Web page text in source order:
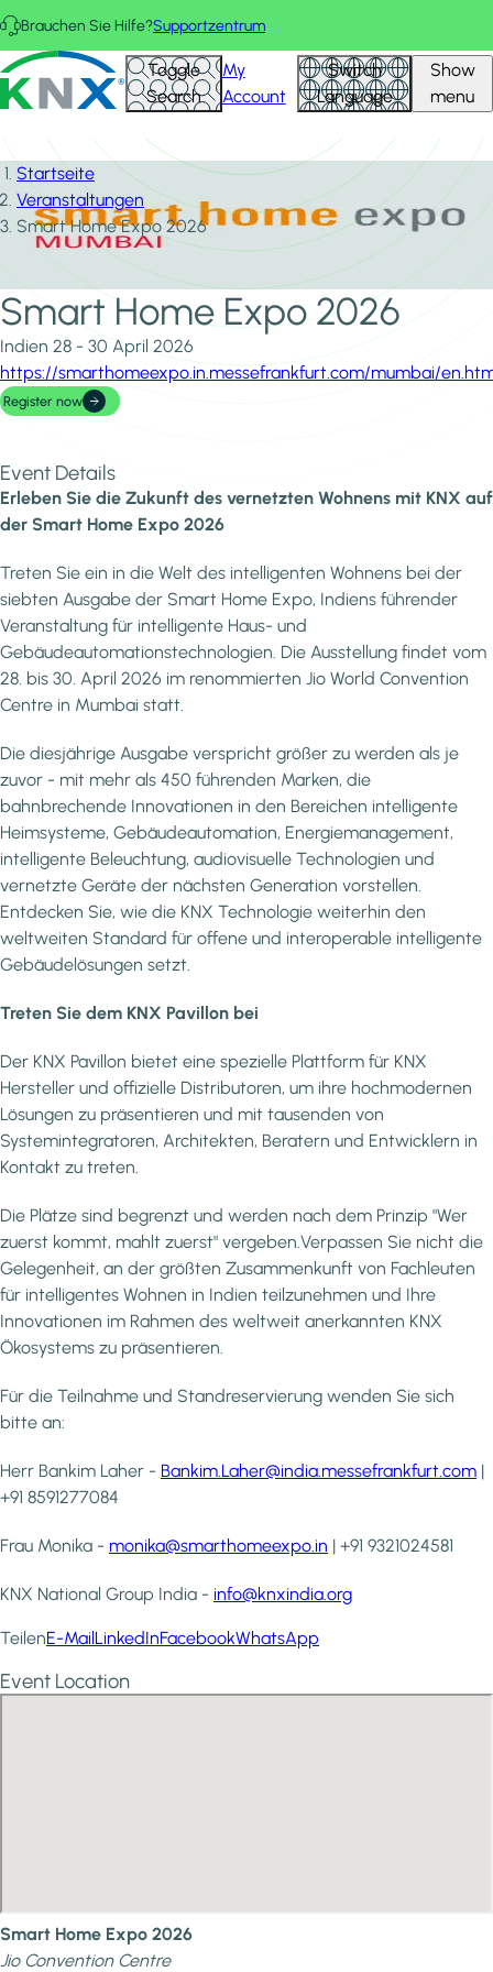
Direkt zum Inhalt
Brauchen Sie Hilfe?Supportzentrum
KNX - Homepage Toggle
Search
My
Account
Switch
Language
Show
menu
Startseite
Veranstaltungen
Smart Home Expo 2026
Smart Home Expo 2026
Indien 28 - 30 April 2026
https://smarthomeexpo.in.messefrankfurt.com/mumbai/
Register now
Event Details
Erleben Sie die Zukunft des vernetzten Wohnens mit KNX auf
der Smart Home Expo 2026
Treten Sie ein in die Welt des intelligenten Wohnens bei der
siebten Ausgabe der Smart Home Expo, Indiens führender
Veranstaltung für intelligente Haus- und
Gebäudeautomationstechnologien. Die Ausstellung findet vom
28. bis 30. April 2026 im renommierten Jio World Convention
Centre in Mumbai statt.
Die diesjährige Ausgabe verspricht größer zu werden als je
zuvor - mit mehr als 450 führenden Marken, die
bahnbrechende Innovationen in den Bereichen intelligente
Heimsysteme, Gebäudeautomation, Energiemanagement,
intelligente Beleuchtung, audiovisuelle Technologien und
vernetzte Geräte der nächsten Generation vorstellen.
Entdecken Sie, wie die KNX Technologie weiterhin den
weltweiten Standard für offene und interoperable intelligente
Gebäudelösungen setzt.
Treten Sie dem KNX Pavillon bei
Der KNX Pavillon bietet eine spezielle Plattform für KNX
Hersteller und offizielle Distributoren, um ihre hochmodernen
Lösungen zu präsentieren und mit tausenden von
Systemintegratoren, Architekten, Beratern und Entwicklern in
Kontakt zu treten.
Die Plätze sind begrenzt und werden nach dem Prinzip "Wer
zuerst kommt, mahlt zuerst" vergeben.Verpassen Sie nicht die
Gelegenheit, an der größten Zusammenkunft von Fachleuten
für intelligentes Wohnen in Indien teilzunehmen und Ihre
Innovationen im Rahmen des weltweit anerkannten KNX
Ökosystems zu präsentieren.
Für die Teilnahme und Standreservierung wenden Sie sich
bitte an:
Herr Bankim Laher - Bankim.Laher@india.messefrankfurt.com |
+91 8591277084
Frau Monika - monika@smarthomeexpo.in | +91 9321024581
KNX National Group India - info@knxindia.org
TeilenE-MailLinkedInFacebookWhatsApp
Event Location
Smart Home Expo 2026
Jio Convention Centre